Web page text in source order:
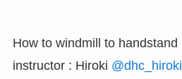
How to windmill to handstand
instructor : Hiroki @dhc_hiroki